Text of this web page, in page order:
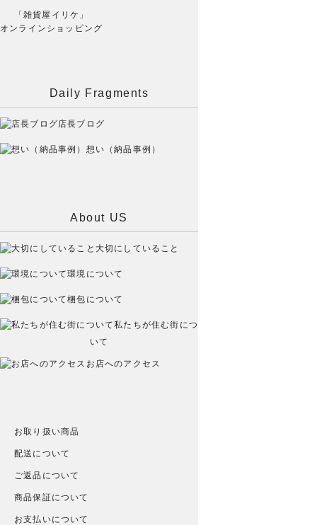
「雑貨屋イリケ」
オンラインショッピング
Daily Fragments
店長ブログ
想い（納品事例）
About US
大切にしていること
環境について
梱包について
私たちが住む街につ
いて
お店へのアクセス
お取り扱い商品
配送について
ご返品について
商品保証について
お支払いについて